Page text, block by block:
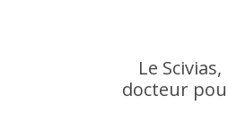
Le
docteur